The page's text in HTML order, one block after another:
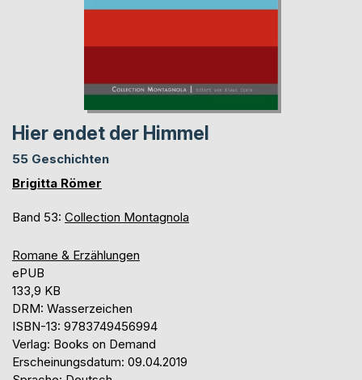
Hier endet der Himmel
55 Geschichten
Brigitta Römer
Band 53: Collection Montagnola
Romane & Erzählungen
ePUB
133,9 KB
DRM: Wasserzeichen
ISBN-13: 9783749456994
Verlag: Books on Demand
Erscheinungsdatum: 09.04.2019